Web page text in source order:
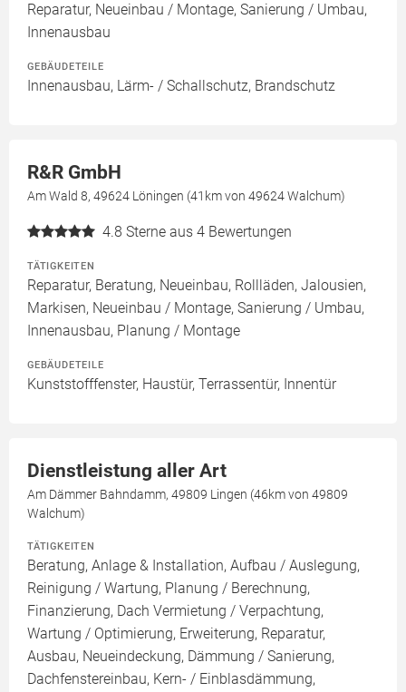
Reparatur, Neueinbau / Montage, Sanierung / Umbau,
Innenausbau
GEBÄUDETEILE
Innenausbau, Lärm- / Schallschutz, Brandschutz
R&R GmbH
Am Wald 8, 49624 Löningen (41km von 49624 Walchum)
4.8 Sterne aus 4 Bewertungen
TÄTIGKEITEN
Reparatur, Beratung, Neueinbau, Rollläden, Jalousien,
Markisen, Neueinbau / Montage, Sanierung / Umbau,
Innenausbau, Planung / Montage
GEBÄUDETEILE
Kunststofffenster, Haustür, Terrassentür, Innentür
Dienstleistung aller Art
Am Dämmer Bahndamm, 49809 Lingen (46km von 49809
Walchum)
TÄTIGKEITEN
Beratung, Anlage & Installation, Aufbau / Auslegung,
Reinigung / Wartung, Planung / Berechnung,
Finanzierung, Dach Vermietung / Verpachtung,
Wartung / Optimierung, Erweiterung, Reparatur,
Ausbau, Neueindeckung, Dämmung / Sanierung,
Dachfenstereinbau, Kern- / Einblasdämmung,